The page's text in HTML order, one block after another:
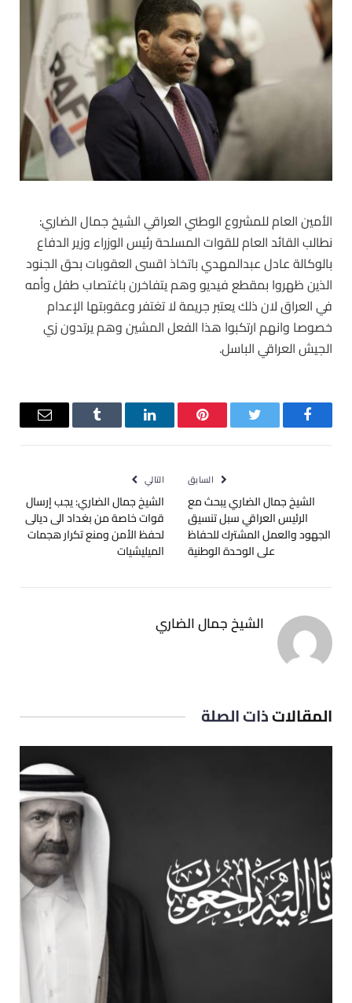
الأمين العام للمشروع الوطني العراقي الشيخ جمال الضاري:
نطالب القائد العام للقوات المسلحة رئيس الوزراء وزير الدفاع
بالوكالة عادل عبدالمهدي باتخاذ اقسى العقوبات بحق الجنود
الذين ظهروا بمقطع فيديو وهم يتفاخرن باغتصاب طفل وأمه
في العراق لان ذلك يعتبر جريمة لا تغتفر وعقوبتها الإعدام
خصوصا وانهم ارتكبوا هذا الفعل المشين وهم يرتدون زي
الجيش العراقي الباسل.
فيسبوك تويتر بينتيريستلينكدإن Tumblr
البريد
السابق
الشيخ جمال الضاري يبحث مع
الرئيس العراقي سبل تنسيق
الجهود والعمل المشترك للحفاظ
على الوحدة الوطنية
التالي
الشيخ جمال الضاري: يجب إرسال
قوات خاصة من بغداد الى ديالى
لحفظ الأمن ومنع تكرار هجمات
الميليشيات
الشيخ جمال الضاري
المقالاتذات الصلة